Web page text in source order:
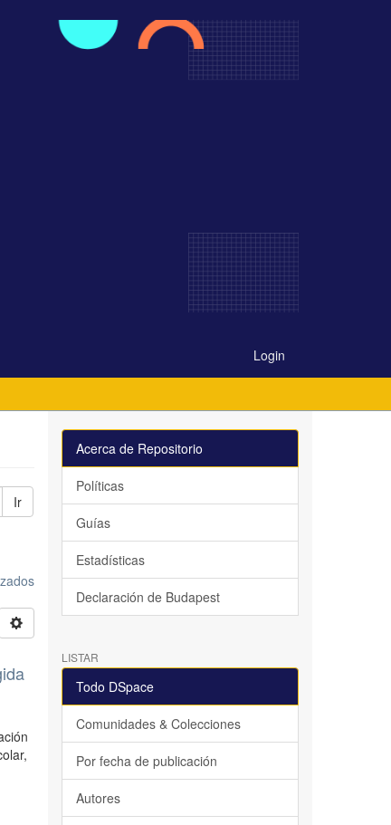
Login
Ir
Acerca de Repositorio
Políticas
Guías
Estadísticas
Declaración de Budapest
LISTAR
Todo DSpace
Comunidades & Colecciones
Por fecha de publicación
Autores